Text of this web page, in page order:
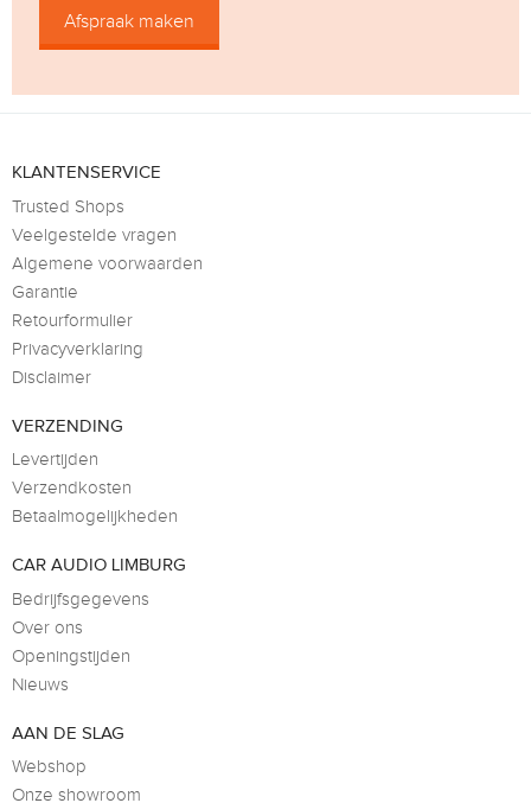
Afspraak maken
KLANTENSERVICE
Trusted Shops
Veelgestelde vragen
Algemene voorwaarden
Garantie
Retourformulier
Privacyverklaring
Disclaimer
VERZENDING
Levertijden
Verzendkosten
Betaalmogelijkheden
CAR AUDIO LIMBURG
Bedrijfsgegevens
Over ons
Openingstijden
Nieuws
AAN DE SLAG
Webshop
Onze showroom